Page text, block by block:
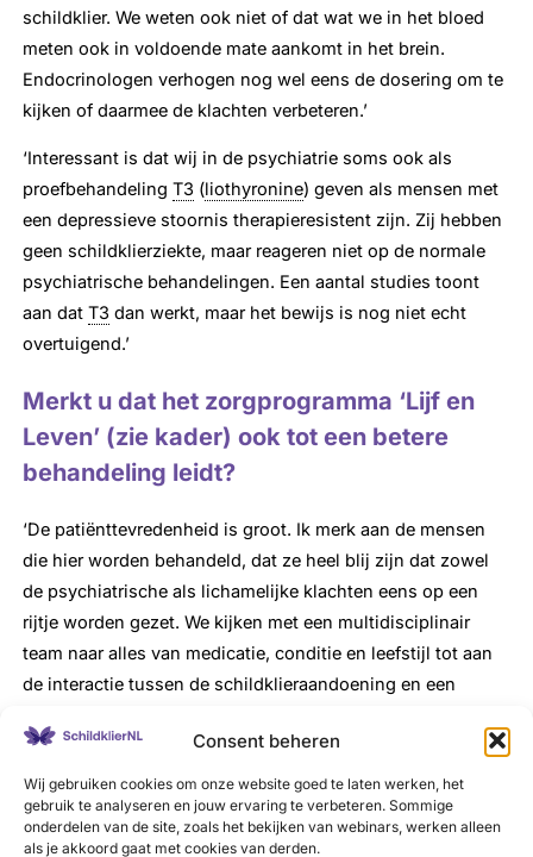
Consent beheren
Wij gebruiken cookies om onze website goed te laten werken, het
gebruik te analyseren en jouw ervaring te verbeteren. Sommige
onderdelen van de site, zoals het bekijken van webinars, werken alleen
als je akkoord gaat met cookies van derden.
schildklier. We weten ook niet of dat wat we in het bloed
meten ook in voldoende mate aankomt in het brein.
Endocrinologen verhogen nog wel eens de dosering om te
kijken of daarmee de klachten verbeteren.’
‘Interessant is dat wij in de psychiatrie soms ook als
proefbehandelingT3 (liothyronine) geven als mensen met
een depressieve stoornis therapieresistent zijn. Zij hebben
geen schildklierziekte, maar reageren niet op de normale
psychiatrische behandelingen. Een aantal studies toont
aan datT3 dan werkt, maar het bewijs is nog niet echt
overtuigend.’
Merkt u dat het zorgprogramma ‘Lijf en
Leven’ (zie kader) ook tot een betere
behandeling leidt?
‘De patiënttevredenheid is groot. Ik merk aan de mensen
die hier worden behandeld, dat ze heel blij zijn dat zowel
de psychiatrische als lichamelijke klachten eens op een
rijtje worden gezet. We kijken met een multidisciplinair
team naar alles van medicatie, conditie en leefstijl tot aan
de interactie tussen de schildklieraandoening en een
bijvoorbeeldinternisten psychiater – aan tafel zit, dan krijg
je meer informatie en kun je betere oplossingen bedenken
voor de patiënt. Door deze samenwerking zie je dat er meer
opties zijn dan alleen vanuit je eigen discipline.’